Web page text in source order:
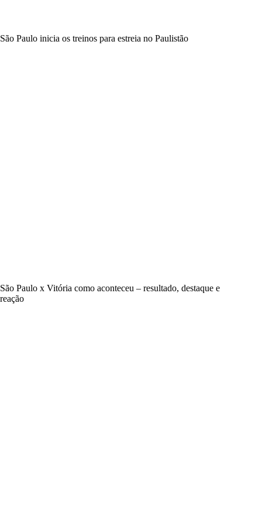
São Paulo inicia os treinos para estreia no Paulistão
São Paulo x Vitória como aconteceu – resultado, destaque e
reação